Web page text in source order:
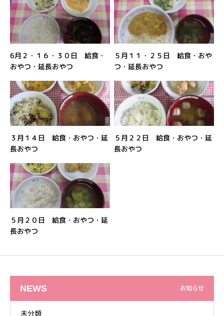
6月２・１６・３０日 給食・
おやつ・延長おやつ
５月１１・２５日 給食・おや
つ・延長おやつ
３月１４日 給食・おやつ・延
長おやつ
５月２２日 給食・おやつ・延
長おやつ
５月２０日 給食・おやつ・延
長おやつ
NEWS お知らせ
未分類